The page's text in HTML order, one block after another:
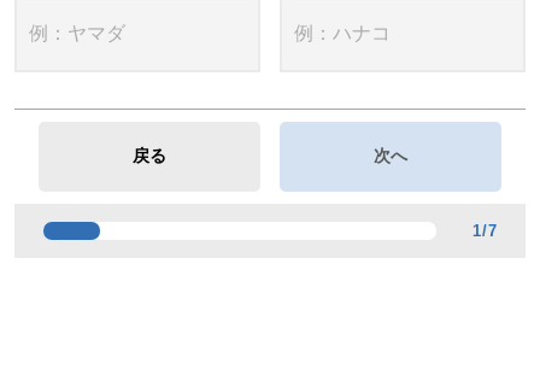
1/7